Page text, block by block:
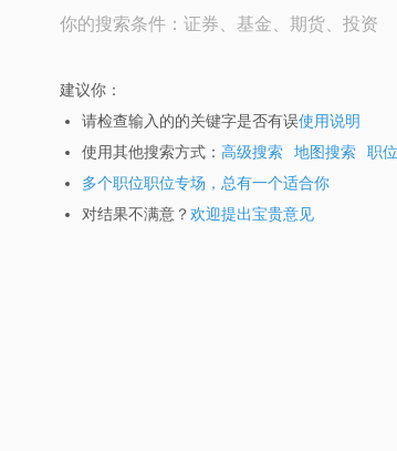
你的搜索条件：证券、基金、期货、投资
建议你：
请检查输入的的关键字是否有误使用说明
使用其他搜索方式： 高级搜索 地图搜索
职
多个职位职位专场，总有一个适合你
对结果不满意？ 欢迎提出宝贵意见